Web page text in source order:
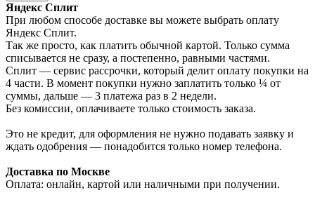
Яндекс Сплит
При любом способе доставке вы можете выбрать оплату
Яндекс Сплит.
Так же просто, как платить обычной картой. Только сумма
списывается не сразу, а постепенно, равными частями.
Сплит — сервис рассрочки, который делит оплату покупки на
4 части. В момент покупки нужно заплатить только ¼ от
суммы, дальше — 3 платежа раз в 2 недели.
Без комиссии, оплачиваете только стоимость заказа.
Это не кредит, для оформления не нужно подавать заявку и
ждать одобрения — понадобится только номер телефона.
Доставка по Москве
Оплата: онлайн, картой или наличными при получении.